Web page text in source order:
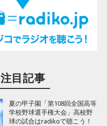
注目記事
夏の甲子園「第108回全国高等
学校野球選手権大会」高校野
球の試合はradikoで聴こう！